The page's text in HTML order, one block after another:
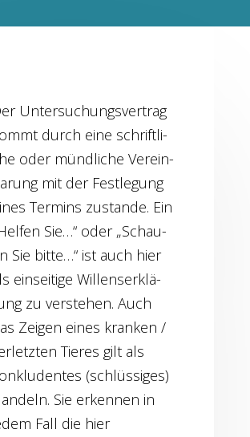
Unter­su­chungs­ver­trag
durch eine schrift­li­
oder münd­li­che Ver­ein­
mit der Fest­le­gung
Ter­mins zustan­de. Ein
Sie…“ oder „Schau­
Sie bit­te…“ ist auch hier
ein­sei­ti­ge Wil­lens­er­klä­
zu ver­ste­hen. Auch
Zei­gen eines kran­ken /
Tie­res gilt als
(schlüs­si­ges)
Sie erken­nen in
Fall die hier